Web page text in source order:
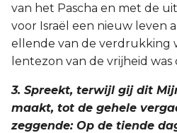
van het Pascha en met de
voor Israël een nieuw leven
ellende van de verdrukking
lentezon van de vrijheid was
3. Spreekt, terwijl gij dit
maakt, tot de gehele
zeggende: Op de tiende